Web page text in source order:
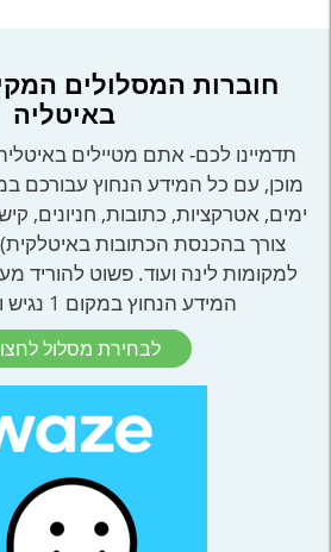
חוברות המסלולים
באיטליה
מוכן, עם כל המידע הנחוץ עבורכם
ימים, אטרקציות, כתובות, חניונים,
צורך בהכנסת הכתובות
למקומות לינה ועוד. פשוט
המידע הנחוץ במקום 1 נגיש וקל לתפעול.
לבחירת מסלול